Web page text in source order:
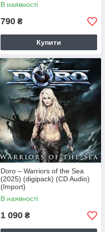
В наявності
790 ₴
Купити
Doro – Warriors of the Sea
(2025) (digipack) (CD Audio)
(Import)
В наявності
1 090 ₴